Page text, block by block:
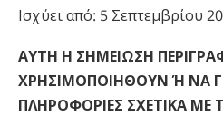
Ισχύει από: 5 Σεπτεμβρίου
ΑΥΤΗ Η ΣΗΜΕΙΩΣΗ
ΧΡΗΣΙΜΟΠΟΙΗΘΟΥΝ Ή ΝΑ
ΠΛΗΡΟΦΟΡΙΕΣ ΣΧΕΤΙΚΑ ΜΕ